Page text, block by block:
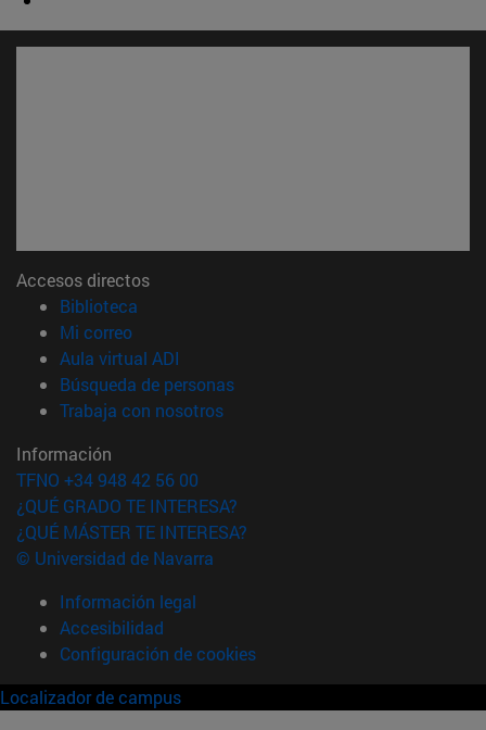
Accesos directos
Biblioteca
Mi correo(abre en nueva ventana)
Aula virtual ADI
Búsqueda de personas(abre en nueva ventana)
Trabaja con nosotros(abre en nueva ventana)
Información
TFNO +34 948 42 56 00
¿QUÉ GRADO TE INTERESA?
¿QUÉ MÁSTER TE INTERESA?
© Universidad de Navarra
Información legal
Accesibilidad
Configuración de cookies
Localizador de campus